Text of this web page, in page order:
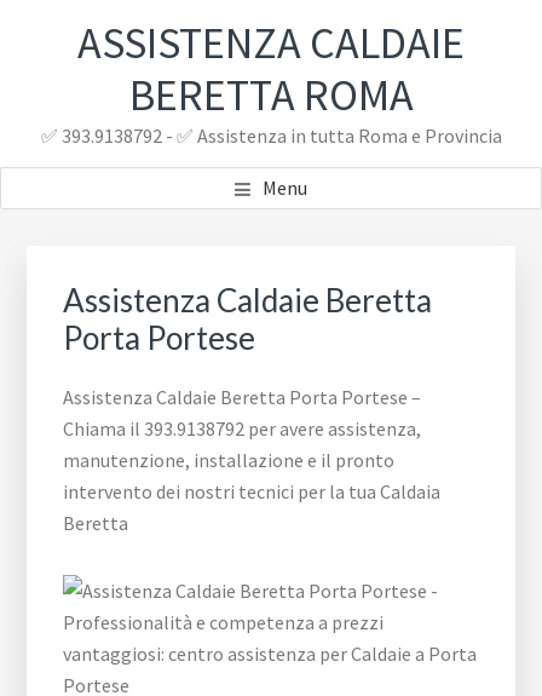
pagina
ASSISTENZA CALDAIE
BERETTA ROMA
✅ 393.9138792 - ✅ Assistenza in tutta Roma e Provincia
Menu
Assistenza Caldaie Beretta
Porta Portese
Assistenza Caldaie Beretta Porta Portese –
Chiama il 393.9138792 per avere assistenza,
manutenzione, installazione e il pronto
intervento dei nostri tecnici per la tua Caldaia
Beretta